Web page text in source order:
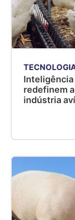
redefinem
indústria